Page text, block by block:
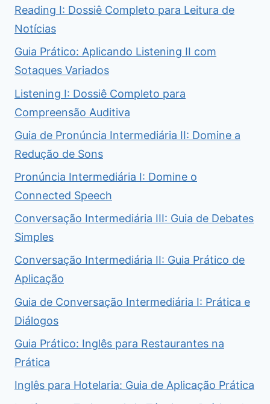
Reading I: Dossiê Completo para Leitura de
Notícias
Guia Prático: Aplicando Listening II com
Sotaques Variados
Listening I: Dossiê Completo para
Compreensão Auditiva
Guia de Pronúncia Intermediária II: Domine a
Redução de Sons
Pronúncia Intermediária I: Domine o
Connected Speech
Conversação Intermediária III: Guia de Debates
Simples
Conversação Intermediária II: Guia Prático de
Aplicação
Guia de Conversação Intermediária I: Prática e
Diálogos
Guia Prático: Inglês para Restaurantes na
Prática
Inglês para Hotelaria: Guia de Aplicação Prática